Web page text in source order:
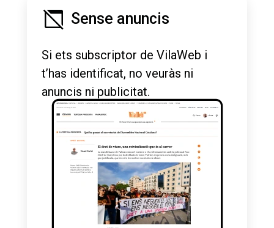
Sense anuncis
Si ets subscriptor de VilaWeb i
t’has identificat, no veuràs ni
anuncis ni publicitat.